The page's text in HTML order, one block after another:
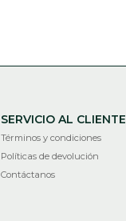
SERVICIO AL CLIENTE
Términos y condiciones
Políticas de devolución
Contáctanos